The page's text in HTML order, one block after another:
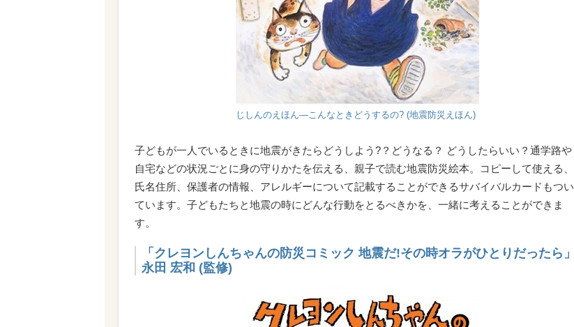
じしんのえほん―こんなときどうするの? (地震防災えほん)
子どもが一人でいるときに地震がきたらどうしよう?？どうなる？ どうしたらいい？通学路や
自宅などの状況ごとに身の守りかたを伝える、親子で読む地震防災絵本。コピーして使える、
氏名住所、保護者の情報、アレルギーについて記載することができるサバイバルカードもつい
ています。子どもたちと地震の時にどんな行動をとるべきかを、一緒に考えることができま
す。
「クレヨンしんちゃんの防災コミック 地震だ!その時オラがひとりだったら」
永田 宏和 (監修)